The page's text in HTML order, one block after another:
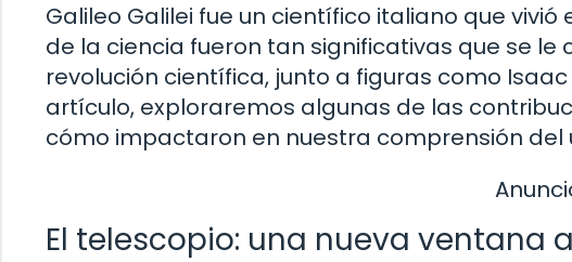
Galileo Galilei fue un científico italiano que
de la ciencia fueron tan significativas que se le
revolución científica, junto a figuras como
artículo, exploraremos algunas de las
cómo impactaron en nuestra comprensión del
El telescopio: una nueva ventana